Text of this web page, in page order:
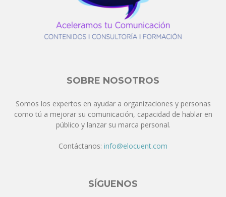
SOBRE NOSOTROS
Somos los expertos en ayudar a organizaciones y personas
como tú a mejorar su comunicación, capacidad de hablar en
público y lanzar su marca personal.
Contáctanos: info@elocuent.com
SÍGUENOS